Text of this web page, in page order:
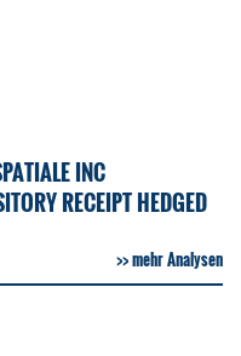
INC
RECEIPT HEDGED
mehr Analysen